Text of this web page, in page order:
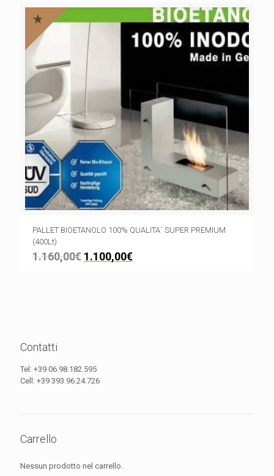
PALLET BIOETANOLO 100% QUALITA´ SUPER PREMIUM
(400Lt)
1.160,00€ 1.100,00€
Contatti
Tel: +39 06.98.182.595
Cell: +39 393.96.24.726
Carrello
Nessun prodotto nel carrello.